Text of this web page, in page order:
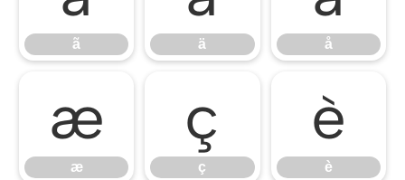
ã ä å
æ
æ
ç
ç
è
è